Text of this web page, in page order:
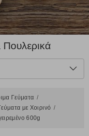
Γεύματα
με Χοιρινό
600g